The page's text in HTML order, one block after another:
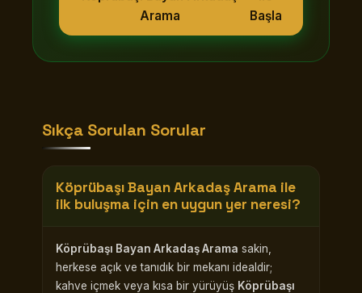
Arama
Başla
Sıkça Sorulan Sorular
Köprübaşı Bayan Arkadaş Arama ile
ilk buluşma için en uygun yer neresi?
Köprübaşı Bayan Arkadaş Arama sakin,
herkese açık ve tanıdık bir mekanı idealdir;
kahve içmek veya kısa bir yürüyüş Köprübaşı